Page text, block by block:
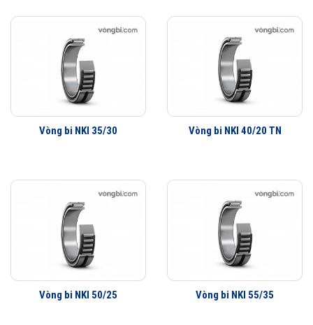
Vòng bi NKI 35/30 Vòng bi NKI 40/20 TN
Vòng bi NKI 50/25 Vòng bi NKI 55/35